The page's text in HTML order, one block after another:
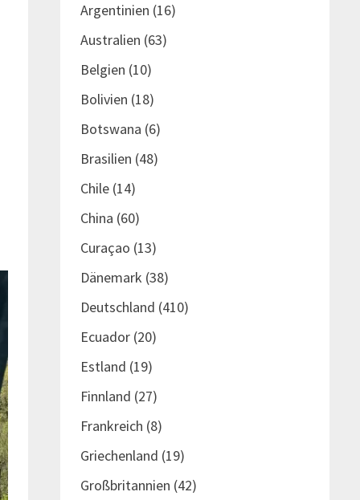
Argentinien (16)
Australien (63)
Belgien (10)
Bolivien (18)
Botswana (6)
Brasilien (48)
Chile(14)
China (60)
Curaçao (13)
Dänemark (38)
Deutschland (410)
Ecuador(20)
Estland (19)
Finnland (27)
Frankreich (8)
Griechenland (19)
Großbritannien (42)